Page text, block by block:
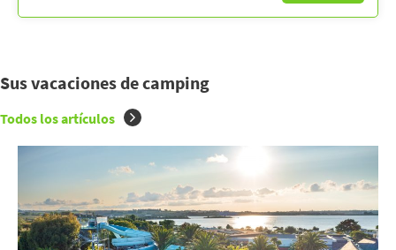
Sus vacaciones de camping
Todos los artículos